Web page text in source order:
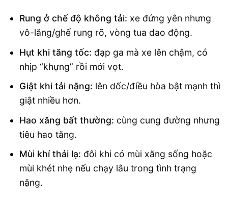
Rung ở chế độ không tải: xe đứng yên nhưng
vô-lăng/ghế rung rõ, vòng tua dao động.
Hụt khi tăng tốc: đạp ga mà xe lên chậm, có
nhịp “khựng” rồi mới vọt.
Giật khi tải nặng: lên dốc/điều hòa bật mạnh thì
giật nhiều hơn.
Hao xăng bất thường: cùng cung đường nhưng
tiêu hao tăng.
Mùi khí thải lạ: đôi khi có mùi xăng sống hoặc
mùi khét nhẹ nếu chạy lâu trong tình trạng
nặng.